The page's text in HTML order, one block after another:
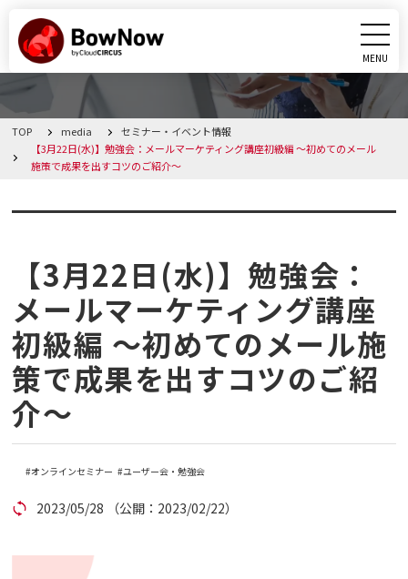
MENU
CLOSE
BowNowとは
料金・プラン
導入事例
メディア
コラム
TOP media
セミナー・イベント情報
【3月22日(水)】勉強会：メールマーケティング講座初級編 ～初めてのメール
施策で成果を出すコツのご紹介～
セミナー・イベント情報
【3月22日(水)】勉強会：
メールマーケティング講座
初級編 ～初めてのメール施
策で成果を出すコツのご紹
介～
オンラインセミナー ユーザー会・勉強会
2023/05/28 （公開：2023/02/22）